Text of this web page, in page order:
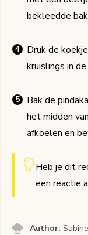
bekleedde
Druk de
kruislings in
Bak de
het midden
afkoelen en
Heb je dit
een reactie
Author:Sabine